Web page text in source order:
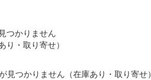
つかりません
り・取り寄せ）
見つかりません（在庫あり・取り寄せ）